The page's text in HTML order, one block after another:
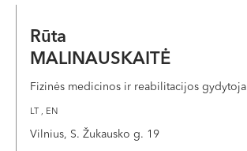
Rūta
MALINAUSKAITĖ
Fizinės medicinos ir reabilitacijos gydytoja
LT , EN
Vilnius, S. Žukausko g. 19